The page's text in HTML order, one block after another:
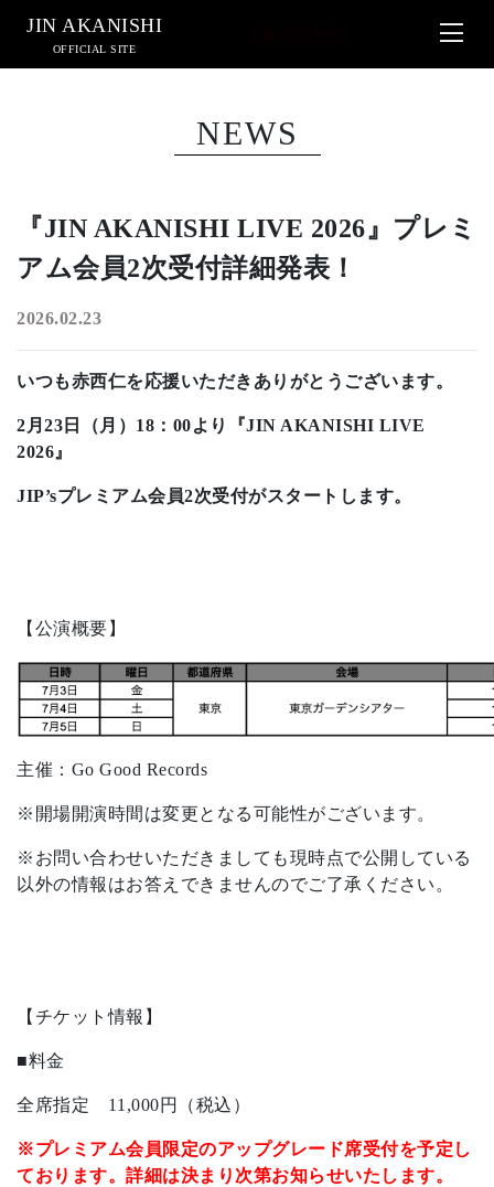
JIN AKANISHI
OFFICIAL SITE
NEWS
『JIN AKANISHI LIVE 2026』プレミ
アム会員2次受付詳細発表！
2026.02.23
いつも赤西仁を応援いただきありがとうございます。
2月23日（月）18：00より『JIN AKANISHI LIVE
2026』
JIP’sプレミアム会員2次受付がスタートします。
【公演概要】
主催：Go Good Records
※開場開演時間は変更となる可能性がございます。
※お問い合わせいただきましても現時点で公開している
以外の情報はお答えできませんのでご了承ください。
【チケット情報】
■料金
全席指定 11,000円（税込）
※プレミアム会員限定のアップグレード席受付を予定し
ております。詳細は決まり次第お知らせいたします。